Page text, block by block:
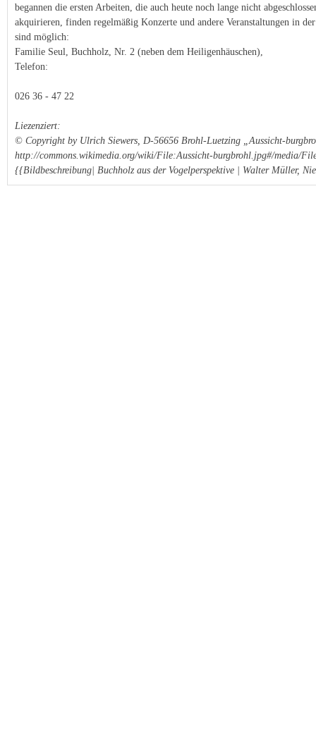
begannen die ersten Arbeiten, die auch heute noch lange nicht
akquirieren, finden regelmäßig Konzerte und andere Veranstaltungen in
sind möglich:
Familie Seul, Buchholz, Nr. 2 (neben dem Heiligenhäuschen),
Telefon:
026 36 - 47 22
Liezenziert:
© Copyright by Ulrich Siewers, D-56656 Brohl-Luetzing „Aussicht-
http://commons.wikimedia.org/wiki/File:Aussicht-burgbrohl.jpg#/media/
{{Bildbeschreibung| Buchholz aus der Vogelperspektive | Walter Müller,